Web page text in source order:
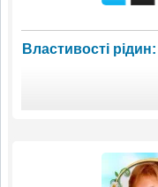
Властивості